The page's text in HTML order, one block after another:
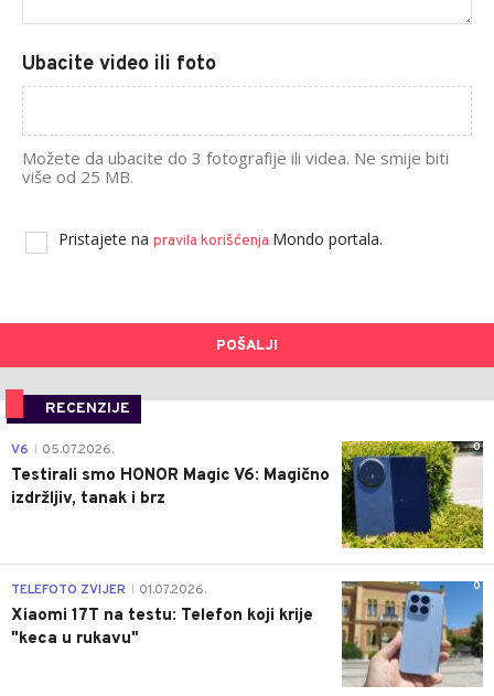
Ubacite video ili foto
Možete da ubacite do 3 fotografije ili videa. Ne smije biti
više od 25 MB.
Pristajete na pravila korišćenja Mondo portala.
POŠALJI
RECENZIJE
0
V6 05.07.2026.
Testirali smo HONOR Magic V6: Magično
izdržljiv, tanak i brz
0
TELEFOTO ZVIJER 01.07.2026.
Xiaomi 17T na testu: Telefon koji krije
"keca u rukavu"